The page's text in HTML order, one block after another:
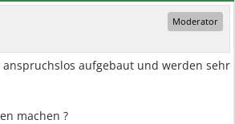
Moderator
aufgebaut und werden sehr
machen ?